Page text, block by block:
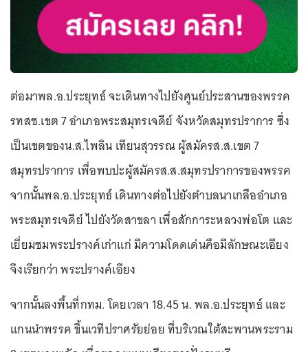
ต่อมาพล.อ.ประยุทธ์ จะเดินทางไปยังศูนย์ประสานของพรรค
รทสช.เขต 7 อำเภอพระสมุทรเจดีย์ จังหวัดสมุทรปราการ ซึ่ง
เป็นเขตของน.ส.ไพลิน เทียนสุวรรณ ผู้สมัครส.ส.เขต 7
สมุทรปราการ เพื่อพบปะผู้สมัครส.ส.สมุทรปราการของพรรค
จากนั้นพล.อ.ประยุทธ์ เดินทางต่อไปยังตำบลนาเกลืออำเภอ
พระสมุทรเจดีย์ ไปยังวัดสาขลา เพื่อสักการะหลวงพ่อโต และ
เยี่ยมชมพระปรางค์เก่าแก่ มีความโดดเด่นคือมีลักษณะเอียง
จึงเรียกว่า พระปรางค์เอียง
จากนั้นลงพื้นที่กทม. โดยเวลา 18.45 น. พล.อ.ประยุทธ์ และ
แกนนำพรรค ขึ้นเวทีปราศรัยย่อย ที่บริเวณใต้สะพานพระราม